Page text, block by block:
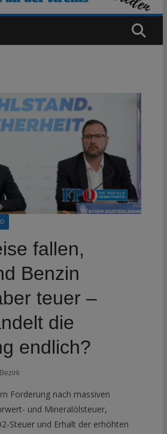
fallen,
Benzin
teuer –
die
endlich?
Forderung nach massiven
und Mineralölsteuer,
Steuer und Erhalt der erhöhten